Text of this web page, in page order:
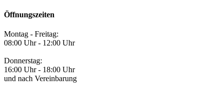
Öffnungszeiten
Montag - Freitag:
08:00 Uhr - 12:00 Uhr
Donnerstag:
16:00 Uhr - 18:00 Uhr
und nach Vereinbarung